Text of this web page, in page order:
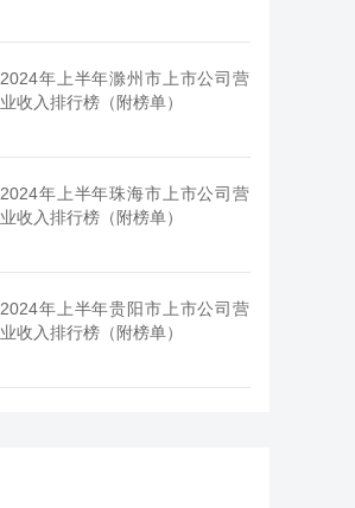
2024年上半年滁州市上市公司营
业收入排行榜（附榜单）
2024年上半年珠海市上市公司营
业收入排行榜（附榜单）
2024年上半年贵阳市上市公司营
业收入排行榜（附榜单）